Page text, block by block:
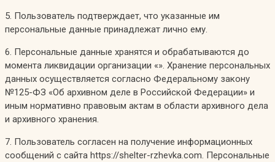
5. Пользователь подтверждает, что указанные им
персональные данные принадлежат лично ему.
6. Персональные данные хранятся и обрабатываются до
момента ликвидации организации «». Хранение персональных
данных осуществляется согласно Федеральному закону
№125-ФЗ «Об архивном деле в Российской Федерации» и
иным нормативно правовым актам в области архивного дела
и архивного хранения.
7. Пользователь согласен на получение информационных
сообщений с сайта https://shelter-rzhevka.com. Персональные